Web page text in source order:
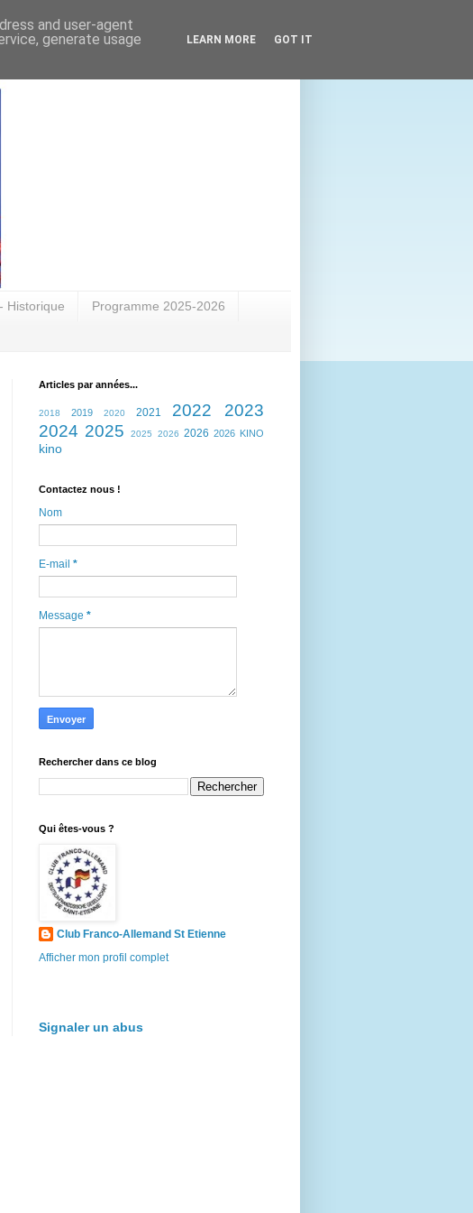
Historique Programme 2025-2026
Articles par années...
2018 2019 2020 2021 2022
2023
2024 2025 2025 2026 2026 2026 KINO
kino
Contactez nous !
Nom
E-mail *
Message *
Rechercher dans ce blog
Qui êtes-vous ?
Club Franco-Allemand St Etienne
Afficher mon profil complet
Signaler un abus
and user-agent
generate usage
LEARN MORE GOT IT